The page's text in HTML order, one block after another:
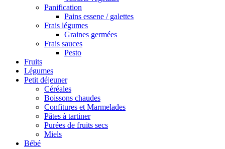
Panification
Pains essene / galettes
Frais légumes
Graines germées
Frais sauces
Pesto
Fruits
Légumes
Petit déjeuner
Céréales
Boissons chaudes
Confitures et Marmelades
Pâtes à tartiner
Purées de fruits secs
Miels
Bébé